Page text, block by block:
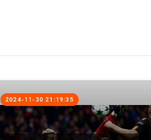
2024-11-30 21:19:35